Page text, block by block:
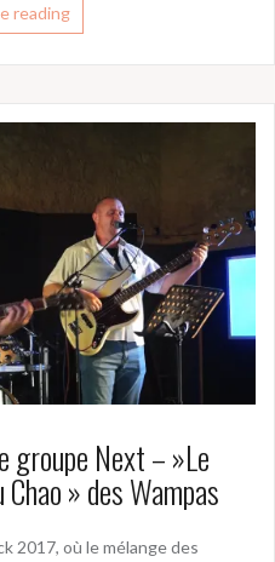
reading
groupe Next – »Le
» des Wampas
2017, où le mélange des